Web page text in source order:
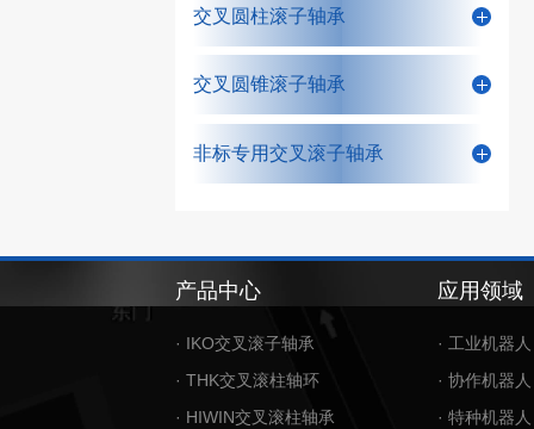
交叉圆柱滚子轴承
交叉圆锥滚子轴承
非标专用交叉滚子轴承
产品中心
· IKO交叉滚子轴承
· THK交叉滚柱轴环
· HIWIN交叉滚柱轴承
应用领域
· 工业机器人
· 协作机器人
· 特种机器人